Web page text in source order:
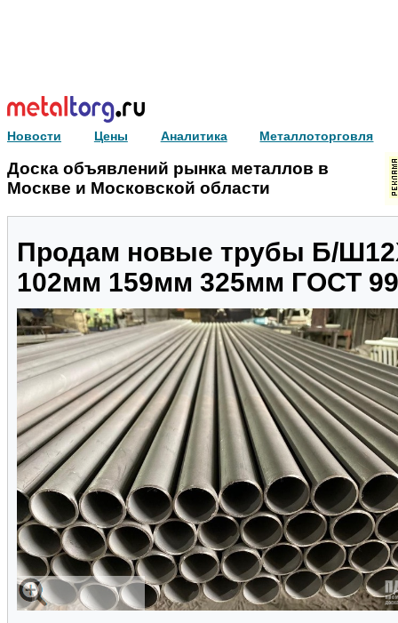
Новости Цены Аналитика Металлоторговля
Доска объявлений рынка металлов в
Москве и Московской области
Продам новые трубы Б/
102мм 159мм 325мм ГОСТ